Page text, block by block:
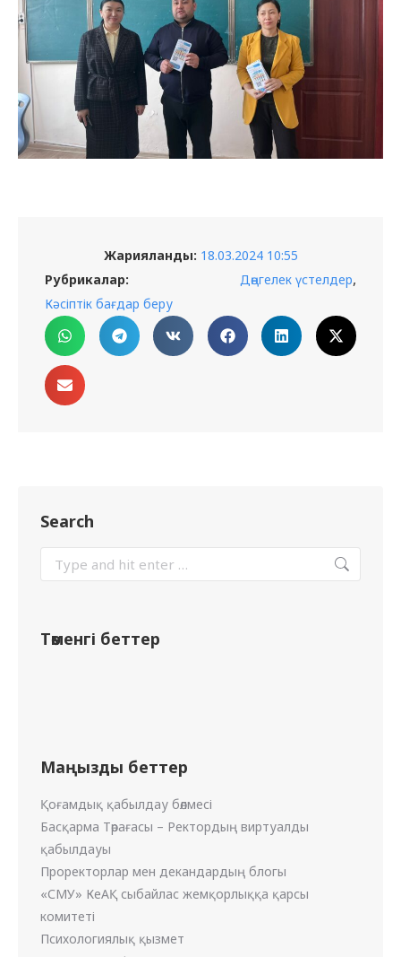
Жарияланды: 18.03.2024 10:55
Рубрикалар: Дөңгелек үстелдер,
Кәсіптік бағдар беру
Search
Төменгі беттер
Маңызды беттер
Қоғамдық қабылдау бөлмесі
Басқарма Төрағасы – Ректордың виртуалды
қабылдауы
Проректорлар мен декандардың блогы
«СМУ» КеАҚ сыбайлас жемқорлыққа қарсы
комитеті
Психологиялық қызмет